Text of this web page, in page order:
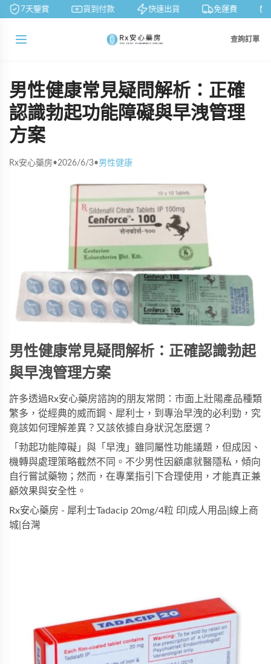
7天鑒賞 貨到付款 快速出貨 免運費
查詢訂單
男性健康常見疑問解析：正確
認識勃起功能障礙與早洩管理
方案
Rx安心藥房•2026/6/3•男性健康
男性健康常見疑問解析：正確認識勃起
與早洩管理方案
許多透過 Rx安心藥房諮詢的朋友常問：市面上壯陽產品種類
繁多，從經典的威而鋼、犀利士，到專治早洩的必利勁，究
竟該如何理解差異？又該依據自身狀況怎麼選？
「勃起功能障礙」與「早洩」雖同屬性功能議題，但成因、
機轉與處理策略截然不同。不少男性因顧慮就醫隱私，傾向
自行嘗試藥物；然而，在專業指引下合理使用，才能真正兼
顧效果與安全性。
Rx安心藥房 - 犀利士Tadacip 20mg/4粒 印|成人用品|線上商
城|台灣